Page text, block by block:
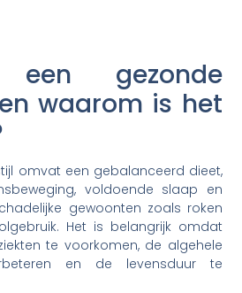
gezonde
waarom is het
omvat een gebalanceerd dieet,
voldoende slaap en
gewoonten zoals roken
Het is belangrijk omdat
te voorkomen, de algehele
en de levensduur te